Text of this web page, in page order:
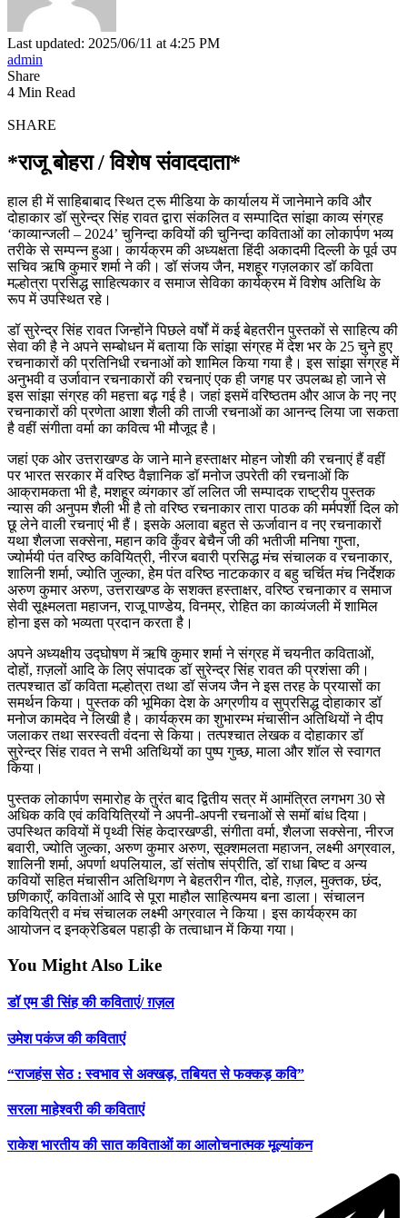
Last updated: 2025/06/11 at 4:25 PM
admin
Share
4 Min Read
SHARE
*राजू बोहरा / विशेष संवाददाता*
हाल ही में साहिबाबाद स्थित ट्रू मीडिया के कार्यालय में जानेमाने कवि और
दोहाकार डॉ सुरेन्द्र सिंह रावत द्वारा संकलित व सम्पादित सांझा काव्य संग्रह
‘काव्यान्जली – 2024’ चुनिन्दा कवियों की चुनिन्दा कविताओं का लोकार्पण भव्य
तरीके से सम्पन्न हुआ। कार्यक्रम की अध्यक्षता हिंदी अकादमी दिल्ली के पूर्व उप
सचिव ऋषि कुमार शर्मा ने की। डॉ संजय जैन, मशहूर गज़लकार डॉ कविता
मल्होत्रा प्रसिद्ध साहित्यकार व समाज सेविका कार्यक्रम में विशेष अतिथि के
रूप में उपस्थित रहे।
डॉ सुरेन्द्र सिंह रावत जिन्होंने पिछले वर्षों में कई बेहतरीन पुस्तकों से साहित्य की
सेवा की है ने अपने सम्बोधन में बताया कि सांझा संग्रह में देश भर के 25 चुने हुए
रचनाकारों की प्रतिनिधी रचनाओं को शामिल किया गया है। इस सांझा संग्रह में
अनुभवी व उर्जावान रचनाकारों की रचनाएं एक ही जगह पर उपलब्ध हो जाने से
इस सांझा संग्रह की महत्ता बढ़ गई है। जहां इसमें वरिष्ठतम और आज के नए नए
रचनाकारों की प्रणेता आशा शैली की ताजी रचनाओं का आनन्द लिया जा सकता
है वहीं संगीता वर्मा का कवित्व भी मौजूद है।
जहां एक ओर उत्तराखण्ड के जाने माने हस्ताक्षर मोहन जोशी की रचनाएं हैं वहीं
पर भारत सरकार में वरिष्ठ वैज्ञानिक डॉ मनोज उपरेती की रचनाओं कि
आक्रामकता भी है, मशहूर व्यंगकार डॉ ललित जी सम्पादक राष्ट्रीय पुस्तक
न्यास की अनुपम शैली भी है तो वरिष्ठ रचनाकार तारा पाठक की मर्मपर्शी दिल को
छू लेने वाली रचनाएं भी हैं। इसके अलावा बहुत से ऊर्जावान व नए रचनाकारों
यथा शैलजा सक्सेना, महान कवि कुँवर बेचैन जी की भतीजी मनिषा गुप्ता,
ज्योर्मयी पंत वरिष्ठ कवियित्री, नीरज बवारी प्रसिद्ध मंच संचालक व रचनाकार,
शालिनी शर्मा, ज्योति जुल्का, हेेम पंत वरिष्ठ नाटककार व बहु चर्चित मंच निर्देशक
अरुण कुमार अरुण, उत्तराखण्ड के सशक्त हस्ताक्षर, वरिष्ठ रचनाकार व समाज
सेवी सूक्ष्मलता महाजन, राजू पाण्डेय, विनम्र, रोहित का काव्यंजली में शामिल
होना इस को भव्यता प्रदान करता है।
अपने अध्यक्षीय उद्घोषण में ऋषि कुमार शर्मा ने संग्रह में चयनीत कविताओं,
दोहों, ग़ज़लों आदि के लिए संपादक डॉ सुरेन्द्र सिंह रावत की प्रशंसा की।
तत्पश्चात डॉ कविता मल्होत्रा तथा डॉ संजय जैन ने इस तरह के प्रयासों का
समर्थन किया। पुस्तक की भूमिका देश के अग्रणीय व सुप्रसिद्ध दोहाकार डॉ
मनोज कामदेव ने लिखी है। कार्यक्रम का शुभारम्भ मंचासीन अतिथियों ने दीप
जलाकर तथा सरस्वती वंदना से किया। तत्पश्चात लेखक व दोहाकार डॉ
सुरेन्द्र सिंह रावत ने सभी अतिथियों का पुष्प गुच्छ, माला और शॉल से स्वागत
किया।
पुस्तक लोकार्पण समारोह के तुरंत बाद द्वितीय सत्र में आमंत्रित लगभग 30 से
अधिक कवि एवं कवियित्रियों ने अपनी-अपनी रचनाओं से समॉ बांध दिया।
उपस्थित कवियों में पृथ्वी सिंह केदारखण्डी, संगीता वर्मा, शैलजा सक्सेना, नीरज
बवारी, ज्योति जुल्का, अरुण कुमार अरुण, सूक्शमलता महाजन, लक्ष्मी अग्रवाल,
शालिनी शर्मा, अपर्णा थपलियाल, डॉ संतोष संप्रीति, डॉ राधा बिष्ट व अन्य
कवियों सहित मंचासीन अतिथिगण ने बेहतरीन गीत, दोहे, ग़ज़ल, मुक्तक, छंद,
छणिकाएँ, कविताओं आदि से पूरा माहौल साहित्यमय बना डाला। संचालन
कवियित्री व मंच संचालक लक्ष्मी अग्रवाल ने किया। इस कार्यक्रम का
आयोजन द इनक्रेडिबल पहाड़ी के तत्वाधान में किया गया।
You Might Also Like
डॉ एम डी सिंह की कविताएं/ ग़ज़ल
उमेश पकंज की कविताएं
“राजहंस सेठ : स्वभाव से अक्खड़, तबियत से फक्कड़ कवि”
सरला माहेश्वरी की कविताएं
राकेश भारतीय की सात कविताओं का आलोचनात्मक मूल्यांकन